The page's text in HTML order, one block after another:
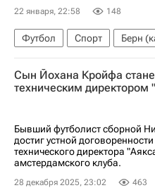
22 января, 22:58 148
Футбол Спорт
Берн
Тель-Авив
Янг Бойз
Сын Йохана Кройфа
техническим директором
Бывший футболист сборной
достиг устной
технического директора
амстердамского клуба.
28 декабря 2025, 23:02 463